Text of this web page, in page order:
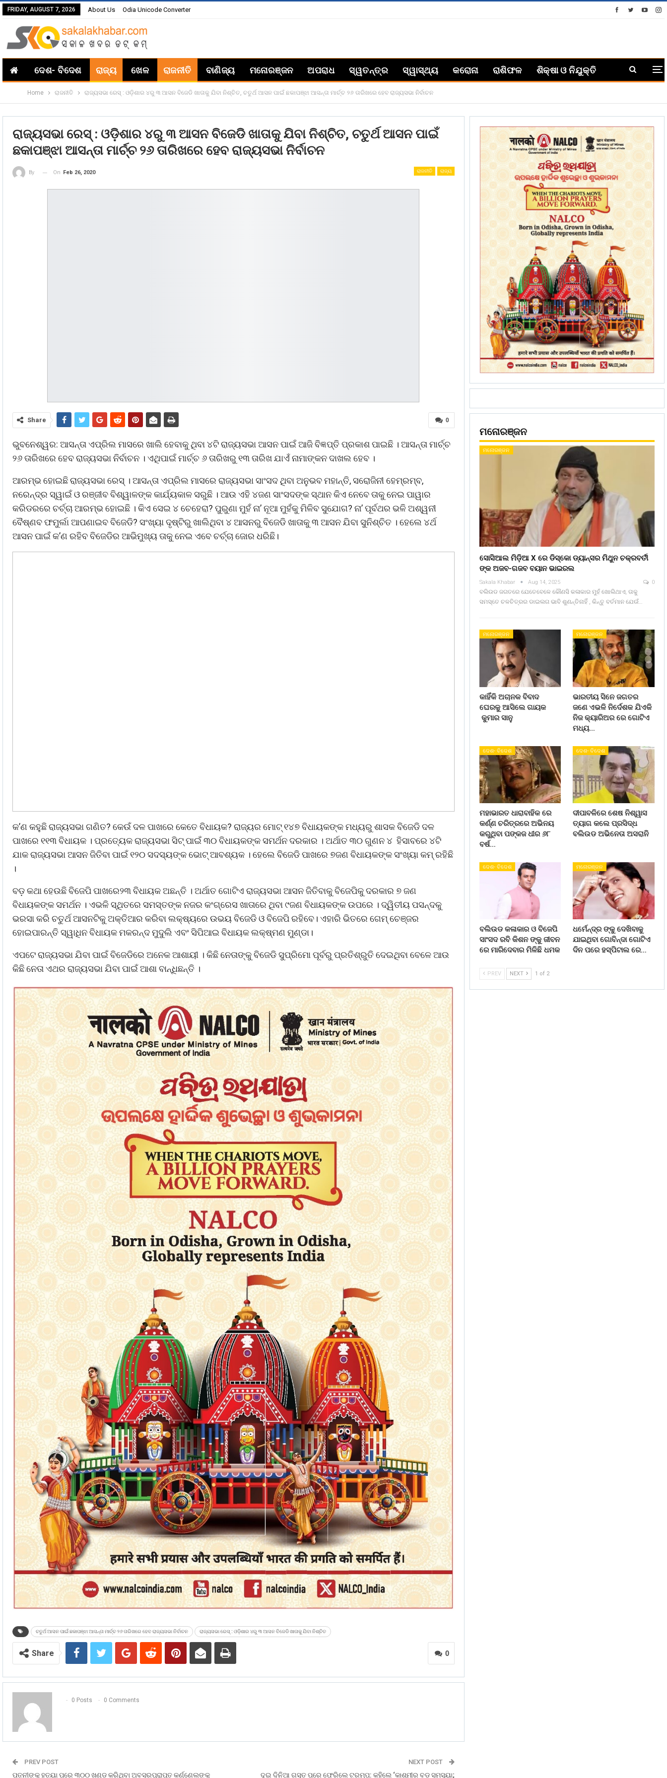
FRIDAY, AUGUST 7, 2026 About Us Odia Unicode Converter
ଦେଶ- ବିଦେଶ ରାଜ୍ୟ ଖେଳ ରାଜନୀତି ବାଣିଜ୍ୟ ମନୋରଞ୍ଜନ ଅପରାଧ ସ୍ୱତନ୍ତ୍ର ସ୍ୱାସ୍ଥ୍ୟ କରୋନା ରାଶିଫଳ ଶିକ୍ଷା ଓ ନିଯୁକ୍ତି
Home ରାଜନୀତି ରାଜ୍ୟସଭା ରେସ୍ : ଓଡ଼ିଶାର ୪ରୁ ୩ ଆସନ ବିଜେଡି ଖାତାକୁ ଯିବା ନିଶ୍ଚିତ, ଚତୁର୍ଥ ଆସନ ପାଇଁ ଛକାପଞ୍ଝା ଆସନ୍ତା ମାର୍ଚ୍ଚ ୨୬ ତାରିଖରେ ହେବ ରାଜ୍ୟସଭା ନିର୍ବାଚନ
ରାଜ୍ୟସଭା ରେସ୍ : ଓଡ଼ିଶାର ୪ରୁ ୩ ଆସନ ବିଜେଡି ଖାତାକୁ ଯିବା ନିଶ୍ଚିତ, ଚତୁର୍ଥ ଆସନ ପାଇଁ
ଛକାପଞ୍ଝା ଆସନ୍ତା ମାର୍ଚ୍ଚ ୨୬ ତାରିଖରେ ହେବ ରାଜ୍ୟସଭା ନିର୍ବାଚନ
ରାଜନୀତି ରାଜ୍ୟ
By On Feb 26, 2020
0
Share
ଭୁବନେଶ୍ୱର: ଆସନ୍ତା ଏପ୍ରିଲ ମାସରେ ଖାଲି ହେବାକୁ ଥିବା ୪ଟି ରାଜ୍ୟସଭା ଆସନ ପାଇଁ ଆଜି ବିଜ୍ଞପ୍ତି ପ୍ରକାଶ ପାଇଛି । ଆସନ୍ତା ମାର୍ଚ୍ଚ
୨୬ ତାରିଖରେ ହେବ ରାଜ୍ୟସଭା ନିର୍ବାଚନ । ଏଥିପାଇଁ ମାର୍ଚ୍ଚ ୬ ତାରିଖରୁ ୧୩ ତାରିଖ ଯାଏଁ ନାମାଙ୍କନ ଦାଖଲ ହେବ ।
ଆରମ୍ଭ ହୋଇଛି ରାଜ୍ୟସଭା ରେସ୍‌ । ଆସନ୍ତା ଏପ୍ରିଲ ମାସରେ ରାଜ୍ୟସଭା ସାଂସଦ ଥିବା ଅନୁଭବ ମହାନ୍ତି, ସରୋଜିନୀ ହେମ୍ରମ୍ବ,
ନରେନ୍ଦ୍ର ସ୍ୱାଇଁ ଓ ରଞ୍ଜୀବ ବିଶ୍ୱାଳଙ୍କ କାର୍ଯ୍ୟକାଳ ସରୁଛି । ଆଉ ଏହି ୪ଜଣ ସାଂସଦଙ୍କ ସ୍ଥାନ କିଏ ନେବେ ତାକୁ ନେଇ ପାୱାର
କରିଡରରେ ଚର୍ଚ୍ଚା ଆରମ୍ଭ ହୋଇଛି । କିଏ ସେଇ ୪ ଚେହେରା? ପୁରୁଣା ମୁହଁ ନା’ ନୂଆ ମୁହଁକୁ ମିଳିବ ସୁଯୋଗ? ନା’ ପୂର୍ବଥର ଭଳି ଅଶ୍ୱନୀ
ବୈଷ୍ଣବ ଫମୁର୍ଲା ଆପଣାଇବ ବିଜେଡି? ସଂଖ୍ୟା ଦୃଷ୍ଟିରୁ ଖାଲିଥିବା ୪ ଆସନରୁ ବିଜେଡି ଖାତାକୁ ୩ ଆସନ ଯିବା ସୁନିଶ୍ଚିତ । ହେଲେ ୪ର୍ଥ
ଆସନ ପାଇଁ କ’ଣ ରହିବ ବିଜେଡିର ଆଭିମୁଖ୍ୟ ତାକୁ ନେଇ ଏବେ ଚର୍ଚ୍ଚା ଜୋର ଧରିଛି।
କ’ଣ କହୁଛି ରାଜ୍ୟସଭା ଗଣିତ? କେଉଁ ଦଳ ପାଖରେ କେତେ ବିଧାୟକ? ରାଜ୍ୟର ମୋଟ୍‌ ୧୪୭ ବିଧାୟକଙ୍କ ମଧ୍ୟରୁ ଶାସକ ବିଜେଡି ଦଳ
ପାଖରେ ୧୧୩ ବିଧାୟକ । ପ୍ରତ୍ୟେକ ରାଜ୍ୟସଭା ସିଟ୍‌ ପାଇଁ ୩୦ ବିଧାୟକଙ୍କ ସମର୍ଥନ ଦରକାର । ଅର୍ଥାତ ୩୦ ଗୁଣନ ୪ ହିସାବରେ ୪ଟି
ଯାକ ରାଜ୍ୟସଭା ଆସନ ଜିତିବା ପାଇଁ ୧୨୦ ସଦସ୍ୟଙ୍କ ଭୋଟ୍‌ ଆବଶ୍ୟକ । ହେଲେ ବିଜେଡି ପାଖରେ ୭ଜଣ ବିଧାୟକଙ୍କ ସଂଖ୍ୟା କମ୍‌ ରହିଛି
।
ବଡ଼ କଥା ହେଉଛି ବିଜେପି ପାଖରେ୨୩ ବିଧାୟକ ଅଛନ୍ତି । ଅର୍ଥାତ ଗୋଟିଏ ରାଜ୍ୟସଭା ଆସନ ଜିତିବାକୁ ବିଜେପିକୁ ଦରକାର ୭ ଜଣ
ବିଧାୟକଙ୍କ ସମର୍ଥନ । ଏଭଳି ସ୍ଥିତରେ ସମସ୍ତଙ୍କ ନଜର କଂଗ୍ରେସ ଖାତାରେ ଥିବା ୯ଜଣ ବିଧାୟକଙ୍କ ଉପରେ । ଦ୍ୱିତୀୟ ପସନ୍ଦକୁ
ଭରସା କରି ଚତୁର୍ଥ ଆସନଟିକୁ ଅକ୍ତିଆର କରିବା ଲକ୍ଷ୍ୟରେ ଉଭୟ ବିଜେଡି ଓ ବିଜେପି ରହିବେ। ଏହାରି ଭିତରେ ଗେମ୍‌ ଚେଞ୍ଜର
ହୋଇପାରନ୍ତି ସ୍ୱାଧିନ ବିଧାୟକ ମକରନ୍ଦ ମୁଦୁଲି ଏବଂ ସିପିଆଇ ବିଧାୟକ ଲକ୍ଷ୍ମଣ ମୁଣ୍ଡା।
ଏପଟେ ରାଜ୍ୟସଭା ଯିବା ପାଇଁ ବିଜେଡିରେ ଅନେକ ଆଶାୟୀ । କିଛି ନେତାଙ୍କୁ ବିଜେଡି ସୁପ୍ରିମୋ ପୂର୍ବରୁ ପ୍ରତିଶ୍ରୁତି ଦେଇଥିବା ବେଳେ ଆଉ
କିଛି ନେତା ଏଥର ରାଜ୍ୟସଭା ଯିବା ପାଇଁ ଆଶା ବାନ୍ଧିଛନ୍ତି ।
ଚତୁର୍ଥ ଆସନ ପାଇଁ ଛକାପଞ୍ଝା ଆସନ୍ତା ମାର୍ଚ୍ଚ ୨୬ ତାରିଖରେ ହେବ ରାଜ୍ୟସଭା ନିର୍ବାଚନ ରାଜ୍ୟସଭା ରେସ୍ : ଓଡ଼ିଶାର ୪ରୁ ୩ ଆସନ ବିଜେଡି ଖାତାକୁ ଯିବା ନିଶ୍ଚିତ
0
Share
0 Posts 0 Comments
PREV POST
ପତ୍ନୀଙ୍କୁ ହତ୍ୟା ପରେ ୩୦୦ ଖଣ୍ଡ କରିଥିବା ଅବସରପ୍ରାପ୍ତ କର୍ଣ୍ଣେଲଙ୍କୁ
NEXT POST
ଦୁଇ ଦିନିଆ ଗସ୍ତ ପରେ ଫେରିଲେ ଟ୍ରମ୍ପ: କହିଲେ ‘କାଶ୍ମୀର ବଡ଼ ସମସ୍ୟା;
ମନୋରଞ୍ଜନ
ମନୋରଞ୍ଜନ
ସୋସିଆଲ ମିଡ଼ିଆ X ରେ ଡିସ୍କୋ ଡ୍ୟାନ୍ସର ମିଥୁନ ଚକ୍ରବର୍ତୀ
ଙ୍କ ଅଜବ-ଗଜବ ବୟାନ ଭାଇରଲ
Sakala Khabar Aug 14, 2025 0
ବଲିଉଡ ଜଗତରେ ଯେତେବେଳେ କୌଣସି କଳାକାର ମୁହଁ ଖୋଲିଥାଏ, ତାକୁ
ସମସ୍ତେ ଚଳଚିତ୍ରର ଡାଇଲଗ ଭାବି ଶୁଣନ୍ତିନାହିଁ , କିନ୍ତୁ ବର୍ତମାନ ଯେଉଁ…
ମନୋରଞ୍ଜନ
କାହିଁକି ଅଚାନକ ବିବାଦ
ଘେରକୁ ଆସିଲେ ଗାୟକ
କୁମାର ସାନୁ
ମନୋରଞ୍ଜନ
ଭାରତୀୟ ସିନେ ଜଗତର
ଜଣେ ଏଭଳି ନିର୍ଦେଶକ ଯିଏକି
ନିଜ କ୍ୟାରିଅର ରେ ଗୋଟିଏ
ମଧ୍ୟ…
ଦେଶ- ବିଦେଶ
ମହାଭାରତ ଧାରାବାହିକ ରେ
କର୍ଣ୍ଣ ଚରିତ୍ରରେ ଅଭିନୟ
କରୁଥିବା ପଙ୍କଜ ଧୀର ୬୮
ବର୍ଷ…
ଦେଶ- ବିଦେଶ
ଦୀପାବଳିରେ ଶେଷ ନିଶ୍ୱାସ
ତ୍ୟାଗ କଲେ ପ୍ରସିଦ୍ଧ
ବଲିଉଡ ଅଭିନେତା ଅସରାନି
ଦେଶ- ବିଦେଶ
ବଲିଉଡ କଳାକାର ଓ ବିଜେପି
ସାଂସଦ ରବି କିଶନ ଙ୍କୁ ଜୀବନ
ରେ ମାରିଦେବାର ମିଳିଛି ଧମକ
ମନୋରଞ୍ଜନ
ଧର୍ମେନ୍ଦ୍ର ଙ୍କୁ ଦେଖିବାକୁ
ଯାଇଥିବା ଗୋବିନ୍ଦା ଗୋଟିଏ
ଦିନ ପରେ ହସ୍ପିଟାଲ ରେ…
PREV NEXT 1 of 2